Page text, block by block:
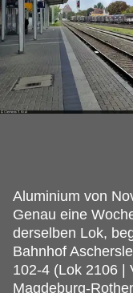
Aluminium von
Genau eine
derselben Lok,
Bahnhof
102-4 (Lok 2106 |
Magdeburg-